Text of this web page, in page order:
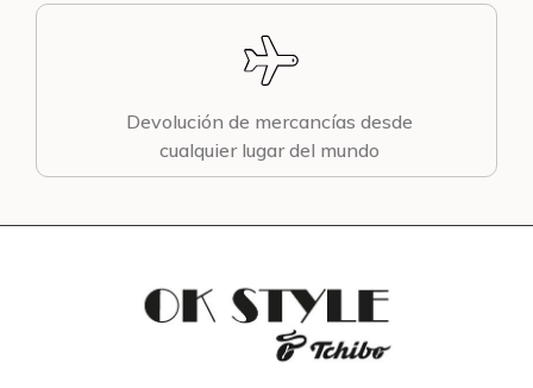
Devolución de mercancías desde
cualquier lugar del mundo